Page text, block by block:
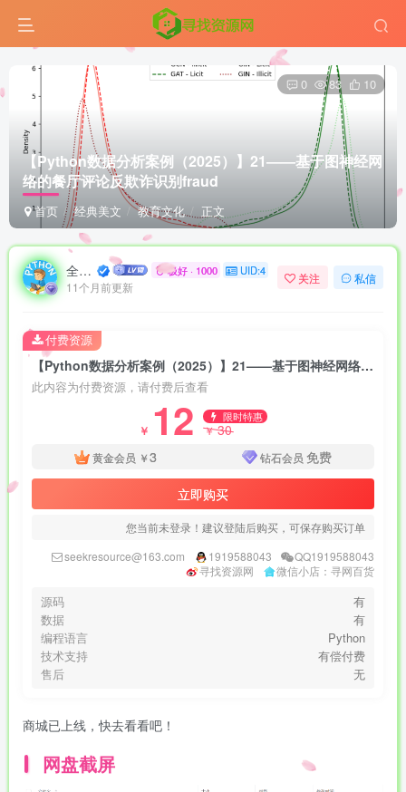
【Python数据分析案例（2025）】21——基于图神经网
络的餐厅评论反欺诈识别fraud
首页 经典美文 教育文化 正文
0 83 10
全栈攻城狮 极好 · 1000 UID:4
11个月前更新
关注 私信
【Python数据分析案例（2025）】21——基于图神经网络的餐厅评论反欺诈识别fraud
此内容为付费资源，请付费后查看
￥ 12 限时特惠
￥30
黄金会员 ￥3 钻石会员 免费
立即购买
您当前未登录！建议登陆后购买，可保存购买订单
seekresource@163.com
1919588043
QQ1919588043
寻找资源网
微信小店：寻网百货
源码
有
数据
有
编程语言
Python
技术支持
有偿付费
售后
无
付费资源
商城已上线，快去看看吧！
网盘截屏